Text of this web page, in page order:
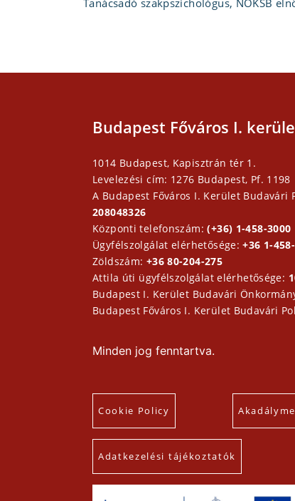
Tanácsadó szakpszichológus, NOKSB
Budapest Főváros I.
1014 Budapest, Kapisztrán tér 1.
Levelezési cím: 1276 Budapest, Pf. 1198
A Budapest Főváros I. Kerület
208048326
Központi telefonszám:(+36) 1-458-3000
Ügyfélszolgálat elérhetősége:+36 1-
Zöldszám: +36 80-204-275
Attila úti ügyfélszolgálat elérhetősége:
Budapest I. Kerület Budavári
Budapest Főváros I. Kerület Budavári
Minden jog fenntartva.
Cookie Policy
Adatkezelési tájékoztatók